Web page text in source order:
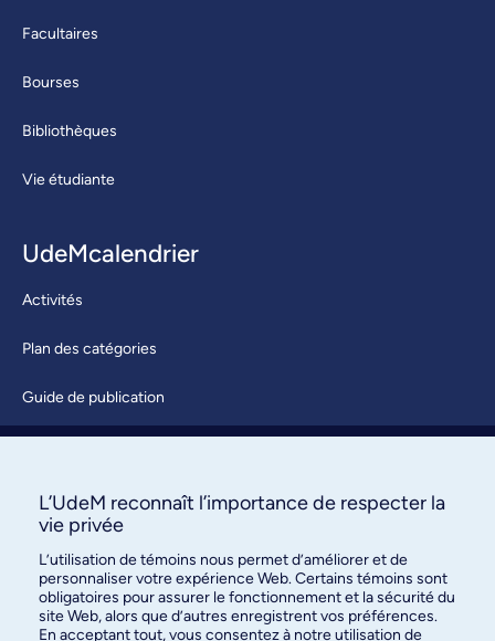
Facultaires
Bourses
Bibliothèques
Vie étudiante
UdeMcalendrier
Activités
Plan des catégories
Guide de publication
À propos / Nous joindre
L’UdeM reconnaît l’importance de respecter la
vie privée
L’utilisation de témoins nous permet d’améliorer et de
personnaliser votre expérience Web. Certains témoins sont
obligatoires pour assurer le fonctionnement et la sécurité du
site Web, alors que d’autres enregistrent vos préférences.
En acceptant tout, vous consentez à notre utilisation de